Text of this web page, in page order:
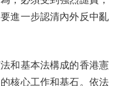
進一步認清內外反中亂
基本法構成的香港憲
核心工作和基石。依法